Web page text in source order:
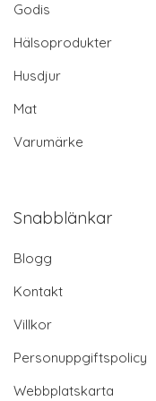
Godis
Hälsoprodukter
Husdjur
Mat
Varumärke
Snabblänkar
Blogg
Kontakt
Villkor
Personuppgiftspolicy
Webbplatskarta